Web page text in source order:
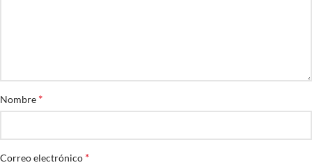
Nombre *
Correo electrónico *